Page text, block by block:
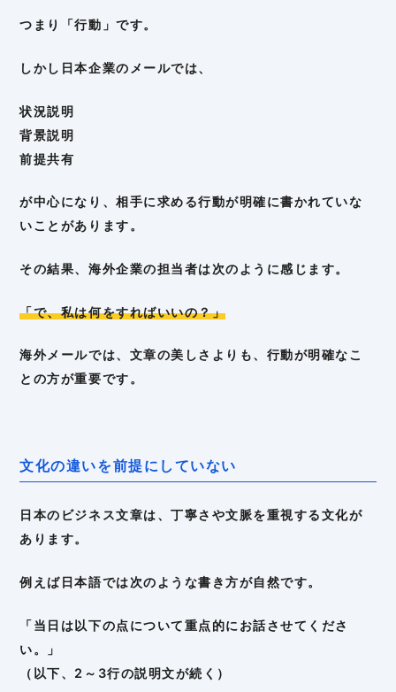
つまり「行動」です。
しかし日本企業のメールでは、
状況説明
背景説明
前提共有
が中心になり、相手に求める行動が明確に書かれていな
いことがあります。
その結果、海外企業の担当者は次のように感じます。
「で、私は何をすればいいの？」
海外メールでは、文章の美しさよりも、行動が明確なこ
との方が重要です。
文化の違いを前提にしていない
日本のビジネス文章は、丁寧さや文脈を重視する文化が
あります。
例えば日本語では次のような書き方が自然です。
「当日は以下の点について重点的にお話させてくださ
い。」
（以下、2～3行の説明文が続く）